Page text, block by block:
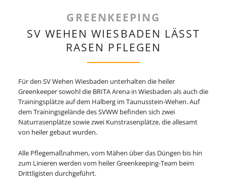
GREENKEEPING
SV WEHEN WIESBADEN LÄSST
RASEN PFLEGEN
Für den SV Wehen Wiesbaden unterhalten die heiler
Greenkeeper sowohl die BRITA Arena in Wiesbaden als auch die
Trainingsplätze auf dem Halberg im Taunusstein-Wehen. Auf
dem Trainingsgelände des SVWW befinden sich zwei
Naturrasenplätze sowie zwei Kunstrasenplätze, die allesamt
von heiler gebaut wurden.
Alle Pflegemaßnahmen, vom Mähen über das Düngen bis hin
zum Linieren werden vom heiler Greenkeeping-Team beim
Drittligisten durchgeführt.